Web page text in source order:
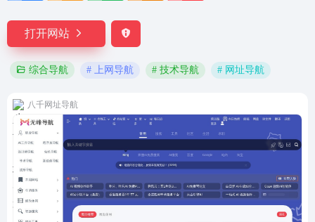
打开网站
综合导航 # 上网导航 # 技术导航 # 网址导航
八千网址导航